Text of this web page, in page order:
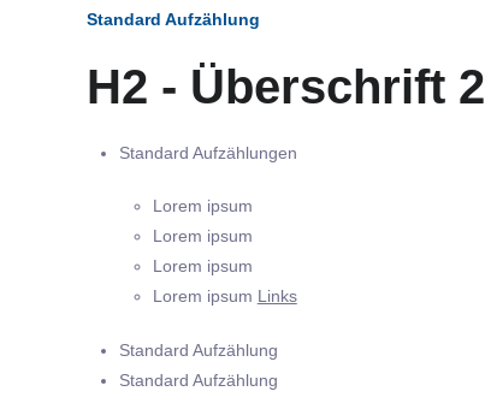
Standard Aufzählung
H2 - Überschrift 2
Standard Aufzählungen
Lorem ipsum
Lorem ipsum
Lorem ipsum
Lorem ipsum Links
Standard Aufzählung
Standard Aufzählung